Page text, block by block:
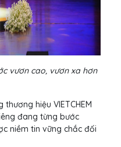
vươn cao, vươn xa hơn
hiệu VIETCHEM
đang từng bước
niềm tin vững chắc đối